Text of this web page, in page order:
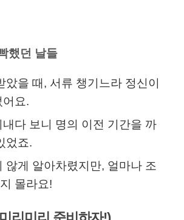
했던 날들
았을 때, 서류 챙기느라 정신이
요.
다 보니 명의 이전 기간을 까
었죠.
않게 알아차렸지만, 얼마나 조
몰라요!